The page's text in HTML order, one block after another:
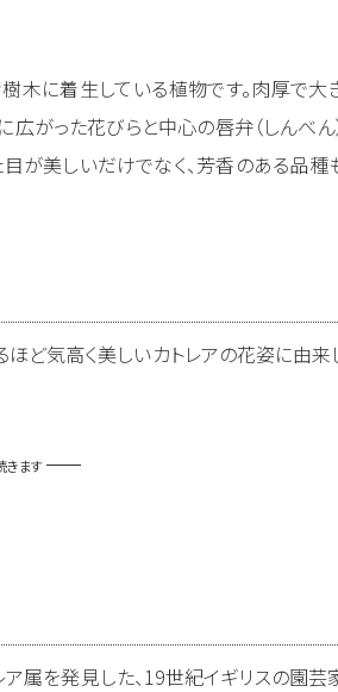
木に着生している植物です。肉厚で大
がった花びらと中心の唇弁（しんべん
が美しいだけでなく、芳香のある品種
ほど気高く美しいカトレアの花姿に由来
きます
ア属を発見した、19世紀イギリスの園芸